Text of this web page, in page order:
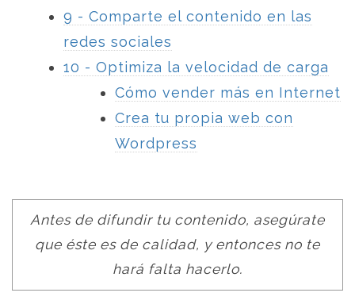
9 - Comparte el contenido en las
redes sociales
10 - Optimiza la velocidad de carga
Cómo vender más en Internet
Crea tu propia web con
Wordpress
Antes de difundir tu contenido, asegúrate
que éste es de calidad, y entonces no te
hará falta hacerlo.